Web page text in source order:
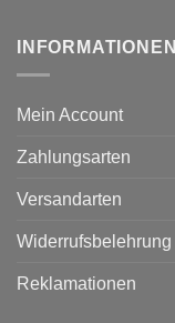
INFORMATIONEN
Mein Account
Zahlungsarten
Versandarten
Widerrufsbelehrung
Reklamationen